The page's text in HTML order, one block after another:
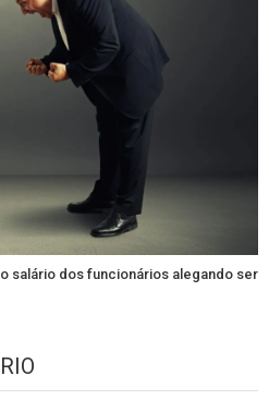
salário dos funcionários alegando ser